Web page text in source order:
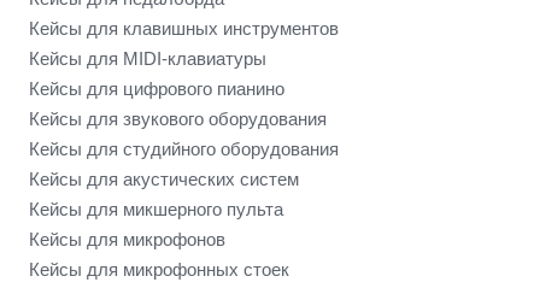
Кейсы для клавишных инструментов
Кейсы для MIDI-клавиатуры
Кейсы для цифрового пианино
Кейсы для звукового оборудования
Кейсы для студийного оборудования
Кейсы для акустических систем
Кейсы для микшерного пульта
Кейсы для микрофонов
Кейсы для микрофонных стоек